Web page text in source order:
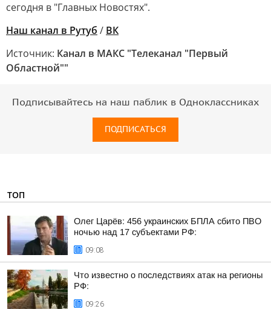
сегодня в "Главных Новостях".
Наш канал в Рутуб / ВК
Источник: Канал в МАКС "Телеканал "Первый
Областной""
Подписывайтесь на наш паблик в Одноклассниках
ПОДПИСАТЬСЯ
ТОП
Олег Царёв: 456 украинских БПЛА сбито ПВО
ночью над 17 субъектами РФ:
09:08
Что известно о последствиях атак на регионы
РФ:
09:26